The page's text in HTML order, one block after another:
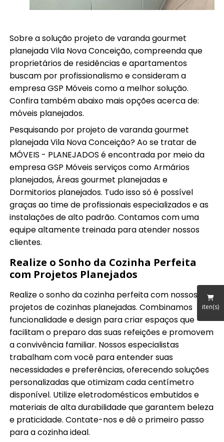
iten(s)
Sobre a solução projeto de varanda gourmet
planejada Vila Nova Conceição, compreenda que
proprietários de residências e apartamentos
buscam por profissionalismo e consideram a
empresa GSP Móveis como a melhor solução.
Confira também abaixo mais opções acerca de:
móveis planejados.
Pesquisando por projeto de varanda gourmet
planejada Vila Nova Conceição? Ao se tratar de
MÓVEIS - PLANEJADOS é encontrada por meio da
empresa GSP Móveis serviços como Armários
planejados, Áreas gourmet planejadas e
Dormitorios planejados. Tudo isso só é possível
graças ao time de profissionais especializados e as
instalações de alto padrão. Contamos com uma
equipe altamente treinada para atender nossos
clientes.
Realize o Sonho da Cozinha Perfeita
com Projetos Planejados
Realize o sonho da cozinha perfeita com nossos
projetos de cozinhas planejadas. Combinamos
funcionalidade e design para criar espaços que
facilitam o preparo das suas refeições e promovem
a convivência familiar. Nossos especialistas
trabalham com você para entender suas
necessidades e preferências, oferecendo soluções
personalizadas que otimizam cada centímetro
disponível. Utilize eletrodomésticos embutidos e
materiais de alta durabilidade que garantem beleza
e praticidade. Contate-nos e dê o primeiro passo
para a cozinha ideal.